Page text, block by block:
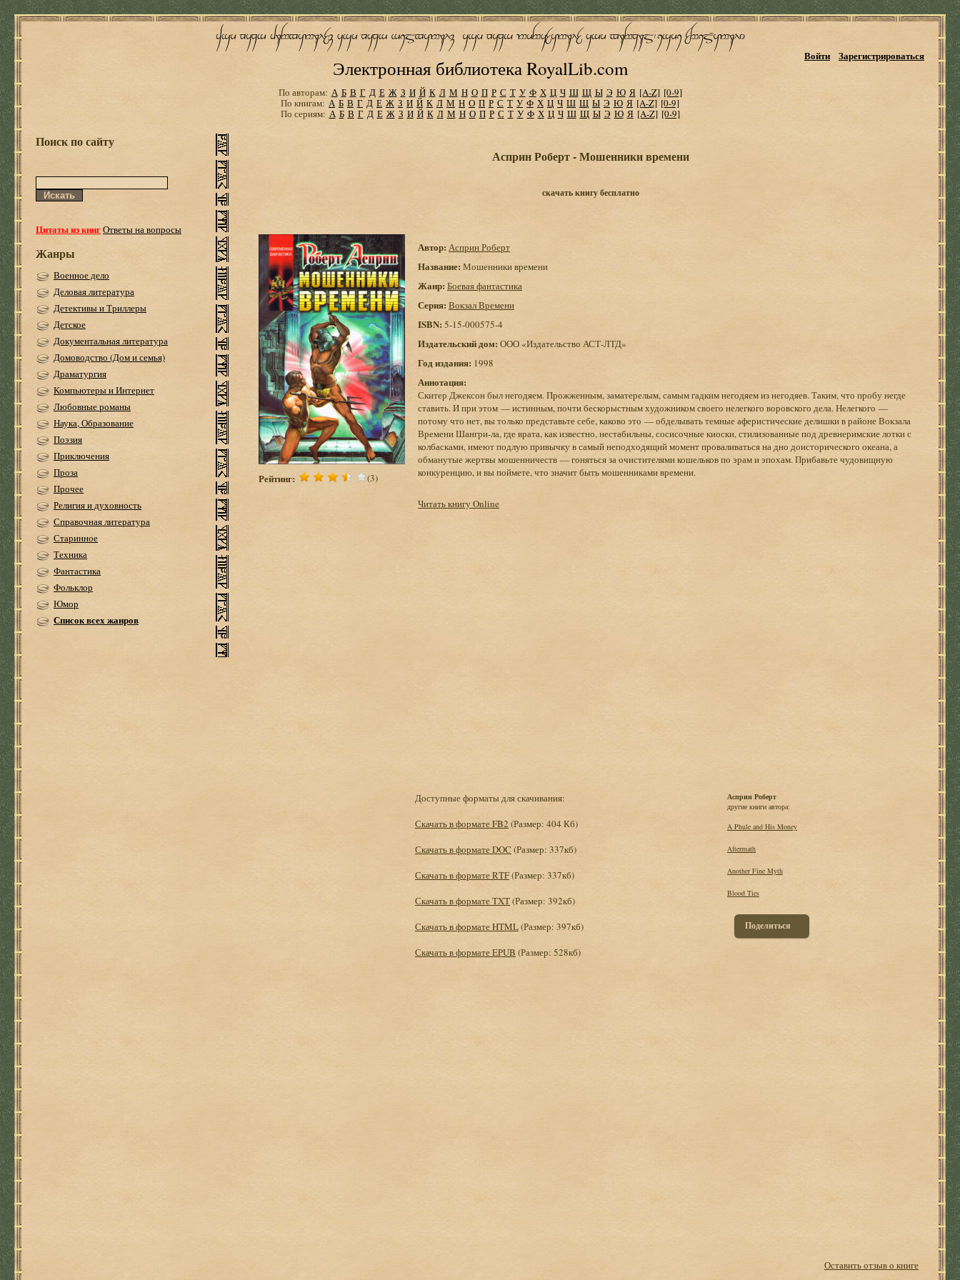
Электронная библиотека RoyalLib.com
Войти Зарегистрироваться
По авторам: А Б В Г Д Е Ж З И Й К Л М Н О П Р С Т У Ф Х Ц Ч Ш Щ Ы Э Ю Я [A-Z] [0-9]
По книгам: А Б В Г Д Е Ж З И Й К Л М Н О П Р С Т У Ф Х Ц Ч Ш Щ Ы Э Ю Я [A-Z] [0-9]
По сериям: А Б В Г Д Е Ж З И Й К Л М Н О П Р С Т У Ф Х Ц Ч Ш Щ Ы Э Ю Я [A-Z] [0-9]
Поиск по сайту
Цитаты из книгОтветы на вопросы
Жанры
Военное дело
Деловая литература
Детективы и Триллеры
Детское
Документальная литература
Домоводство (Дом и семья)
Драматургия
Компьютеры и Интернет
Любовные романы
Наука, Образование
Поэзия
Приключения
Проза
Прочее
Религия и духовность
Справочная литература
Старинное
Техника
Фантастика
Фольклор
Юмор
Список всех жанров
Асприн Роберт - Мошенники времени
скачать книгу бесплатно
Рейтинг: (3)
Автор: Асприн Роберт
Название: Мошенники времени
Жанр: Боевая фантастика
Серия: Вокзал Времени
ISBN: 5-15-000575-4
Издательский дом: ООО «Издательство АСТ-ЛТД»
Год издания: 1998
Аннотация:
Скитер Джексон был негодяем. Прожженным, заматерелым, самым гадким негодяем из негодяев. Таким, что пробу негде
ставить. И при этом — истинным, почти бескорыстным художником своего нелегкого воровского дела. Нелегкого —
потому что нет, вы только представьте себе, каково это — обделывать темные аферистические делишки в районе Вокзала
Времени Шангри-ла, где врата, как известно, нестабильны, сосисочные киоски, стилизованные под древнеримские лотки с
колбасками, имеют подлую привычку в самый неподходящий момент проваливаться на дно доисторического океана, а
обманутые жертвы мошенничеств — гоняться за очистителями кошельков по эрам и эпохам. Прибавьте чудовищную
конкуренцию, и вы поймете, что значит быть мошенниками времени.
Читать книгу Online
Доступные форматы для скачивания:
Скачать в формате FB2 (Размер: 404 Кб)
Скачать в формате DOC (Размер: 337кб)
Скачать в формате RTF(Размер: 337кб)
Скачать в формате TXT(Размер: 392кб)
Скачать в формате HTML(Размер: 397кб)
Скачать в формате EPUB (Размер: 528кб)
Асприн Роберт
другие книги автора:
A Phule and His Money
Aftermath
Another Fine Myth
Blood Ties
Поделиться
Оставить отзыв о книге